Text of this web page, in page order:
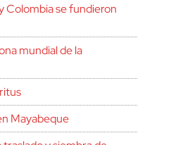
Colombia se fundieron
mundial de la
Mayabeque